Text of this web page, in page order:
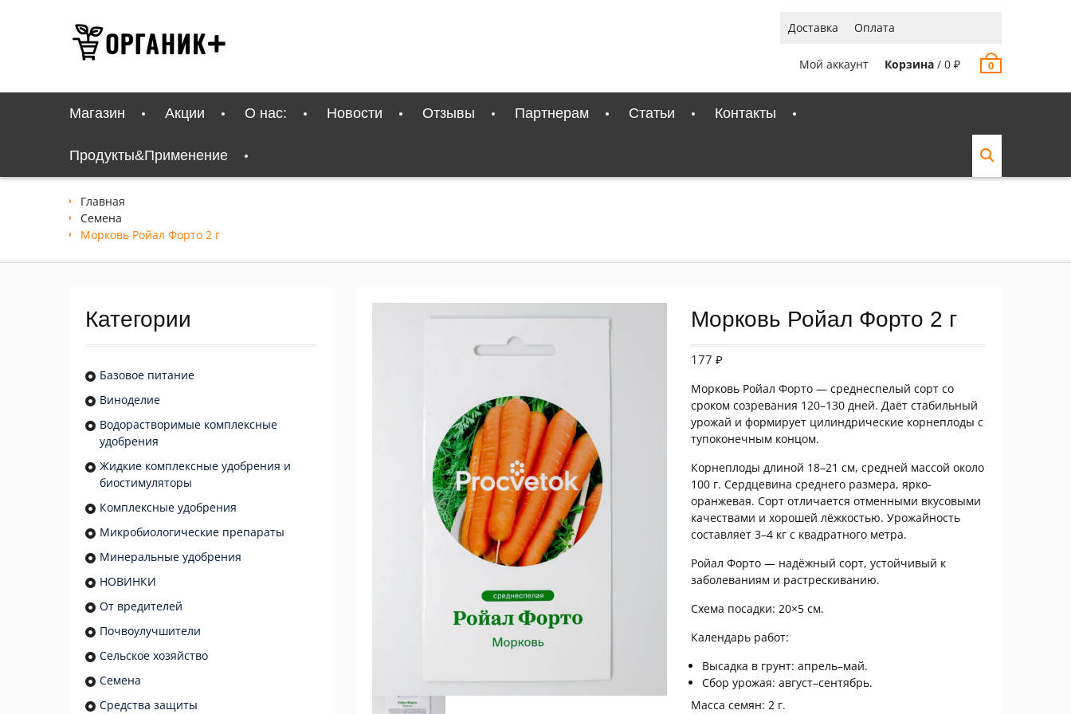
содержимому
Доставка Оплата
Мой аккаунт Корзина / 0 ₽ 0
Магазин Акции О нас: Новости Отзывы Партнерам Статьи Контакты
Продукты&Применение
Главная
Семена
Морковь Ройал Форто 2 г
Морковь Ройал Форто 2 г
177₽
Морковь Ройал Форто — среднеспелый сорт со
сроком созревания 120–130 дней. Даёт стабильный
урожай и формирует цилиндрические корнеплоды с
тупоконечным концом.
Корнеплоды длиной 18–21 см, средней массой около
100 г. Сердцевина среднего размера, ярко-
оранжевая. Сорт отличается отменными вкусовыми
качествами и хорошей лёжкостью. Урожайность
составляет 3–4 кг с квадратного метра.
Ройал Форто — надёжный сорт, устойчивый к
заболеваниям и растрескиванию.
Схема посадки: 20×5 см.
Календарь работ:
Высадка в грунт: апрель–май.
Сбор урожая: август–сентябрь.
Масса семян: 2 г.
Категории
Базовое питание
Виноделие
Водорастворимые комплексные
удобрения
Жидкие комплексные удобрения и
биостимуляторы
Комплексные удобрения
Микробиологические препараты
Минеральные удобрения
НОВИНКИ
От вредителей
Почвоулучшители
Сельское хозяйство
Семена
Средства защиты